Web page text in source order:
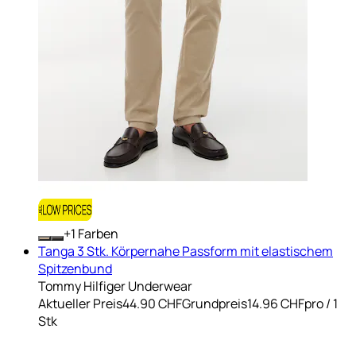
+ Farben
Tanga 3 Stk. Körpernahe Passform mit elastischem
Spitzenbund
Tommy Hilfiger Underwear
Aktueller Preis44.90 CHFGrundpreis14.96 CHFpro/ 1
Stk